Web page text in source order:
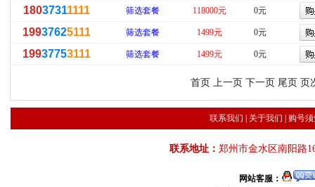
18037311111 筛选套餐 118000元 0元
19937625111 筛选套餐 1499元 0元
19937753111 筛选套餐 1499元 0元
首页 上一页 下一页 尾页页
联系我们 关于我们 购号
联系地址： 郑州市金水区南阳路
网站客服：